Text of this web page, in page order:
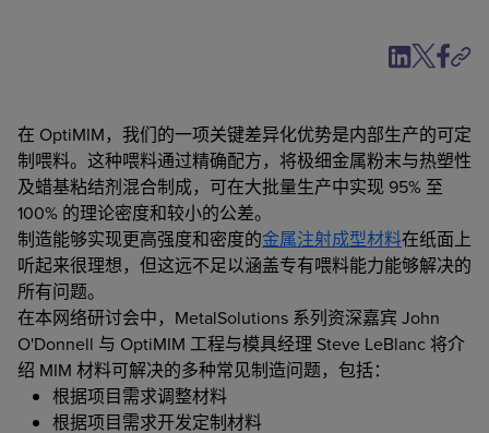
在 OptiMIM，我们的一项关键差异化优势是内部生产的可定
制喂料。这种喂料通过精确配方，将极细金属粉末与热塑性
及蜡基粘结剂混合制成，可在大批量生产中实现 95% 至
100% 的理论密度和较小的公差。
制造能够实现更高强度和密度的金属注射成型材料在纸面上
听起来很理想，但这远不足以涵盖专有喂料能力能够解决的
所有问题。
在本网络研讨会中，MetalSolutions 系列资深嘉宾 John
O'Donnell 与 OptiMIM 工程与模具经理 Steve LeBlanc 将介
绍 MIM 材料可解决的多种常见制造问题，包括：
根据项目需求调整材料
根据项目需求开发定制材料